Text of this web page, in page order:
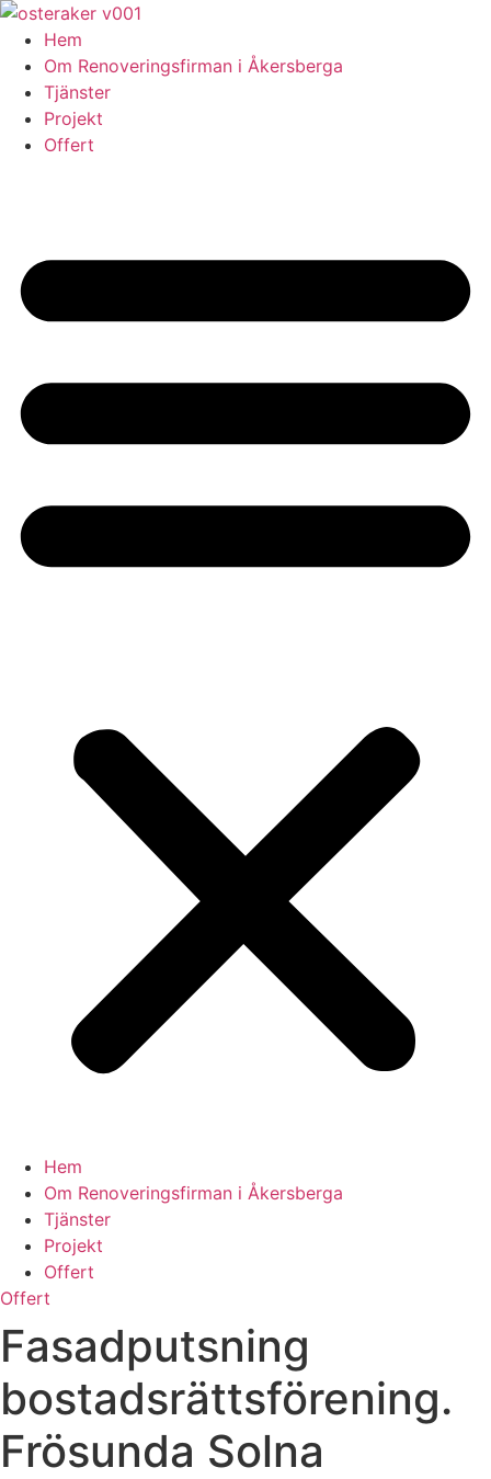
Skip
content
Hem
Om Renoveringsfirman i Åkersberga
Tjänster
Projekt
Offert
Hem
Om Renoveringsfirman i Åkersberga
Tjänster
Projekt
Offert
Offert
Fasadputsning
bostadsrättsförening.
Frösunda Solna